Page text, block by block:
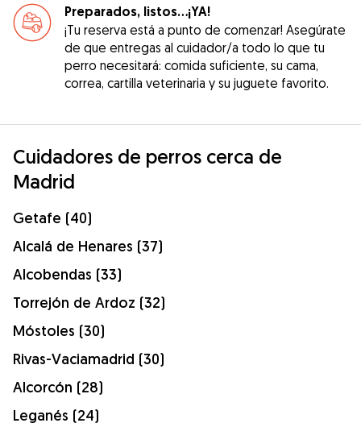
Preparados, listos...¡YA!
¡Tu reserva está a punto de comenzar! Asegúrate
de que entregas al cuidador/a todo lo que tu
perro necesitará: comida suficiente, su cama,
correa, cartilla veterinaria y su juguete favorito.
Cuidadores de perros cerca de
Madrid
Getafe (40)
Alcalá de Henares (37)
Alcobendas (33)
Torrejón de Ardoz (32)
Móstoles (30)
Rivas-Vaciamadrid (30)
Alcorcón (28)
Leganés (24)